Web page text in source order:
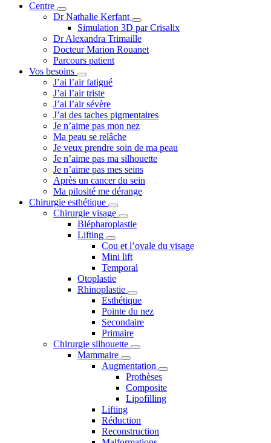
Centre
Dr Nathalie Kerfant
Simulation 3D par Crisalix
Dr Alexandra Trimaille
Docteur Marion Rouanet
Parcours patient
Vos besoins
J’ai l’air fatigué
J’ai l’air triste
J’ai l’air sévère
J’ai des taches pigmentaires
Je n’aime pas mon nez
Ma peau se relâche
Je veux prendre soin de ma peau
Je n’aime pas ma silhouette
Je n’aime pas mes seins
Après un cancer du sein
Ma pilosité me dérange
Chirurgie esthétique
Chirurgie visage
Blépharoplastie
Lifting
Cou et l’ovale du visage
Mini lift
Temporal
Otoplastie
Rhinoplastie
Esthétique
Pointe du nez
Secondaire
Primaire
Chirurgie silhouette
Mammaire
Augmentation
Prothèses
Composite
Lipofilling
Lifting
Réduction
Reconstruction